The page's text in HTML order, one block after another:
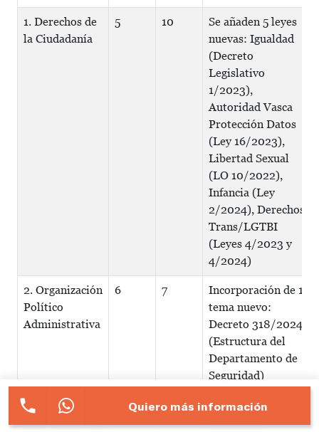
1. Derechos de
la Ciudadanía
5 10
Se añaden 5 leyes
nuevas: Igualdad
(Decreto
Legislativo
1/2023),
Autoridad Vasca
Protección Datos
(Ley 16/2023),
Libertad Sexual
(LO 10/2022),
Infancia (Ley
2/2024), Derechos
Trans/LGTBI
(Leyes 4/2023 y
4/2024)
2. Organización
Político
Administrativa
6 7
Incorporación de 1
tema nuevo:
Decreto 318/2024
(Estructura del
Departamento de
Seguridad)
3. Fuentes y
Procedimiento
4
Contenido similar
o idéntico
Quiero más información